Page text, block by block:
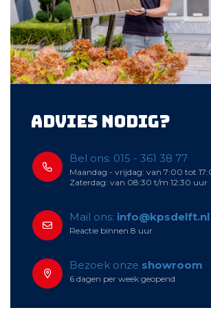
Advies nodig?
Bel ons: 015 - 361 38 77
Maandag - vrijdag: van 7:00 tot
Zaterdag: van 08:30 t/m 12:30 uur
Mail ons: info@kpsdelft.nl
Reactie binnen 8 uur
Bezoek onze showroom
6 dagen per week geopend